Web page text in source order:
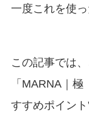
一度これを使
この記事では
「MARNA｜
すすめポイント